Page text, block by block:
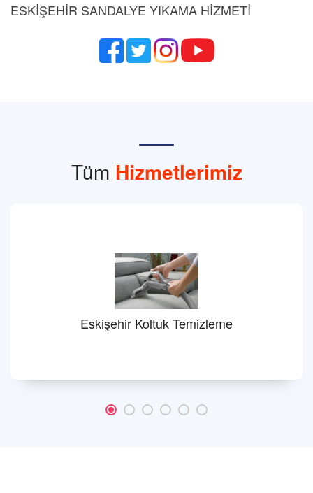
ESKİŞEHİR SANDALYE YIKAMA HİZMETİ
Tüm Hizmetlerimiz
Eskişehir Koltuk Temizleme